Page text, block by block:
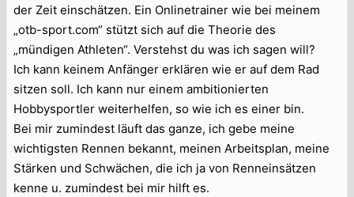
der Zeit einschätzen. Ein Onlinetrainer wie bei meinem
„otb-sport.com“ stützt sich auf die Theorie des
„mündigen Athleten“. Verstehst du was ich sagen will?
Ich kann keinem Anfänger erklären wie er auf dem Rad
sitzen soll. Ich kann nur einem ambitionierten
Hobbysportler weiterhelfen, so wie ich es einer bin.
Bei mir zumindest läuft das ganze, ich gebe meine
wichtigsten Rennen bekannt, meinen Arbeitsplan, meine
Stärken und Schwächen, die ich ja von Renneinsätzen
kenne u. zumindest bei mir hilft es.